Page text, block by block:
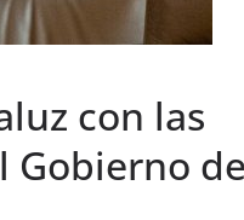
con las
Gobierno de